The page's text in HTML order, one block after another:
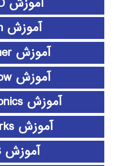
آموزش python
آموزش rapidminer
آموزش ShowFlow
آموزش SimElectronics
آموزش SolidWorks
آموزش SPSS